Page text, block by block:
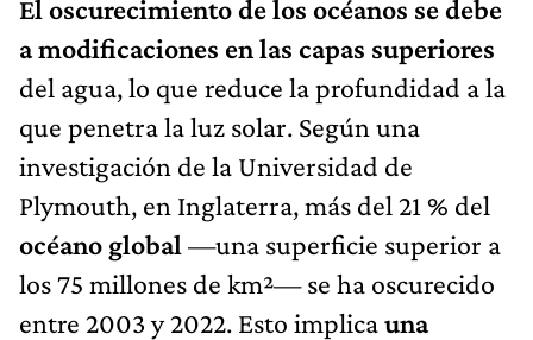
El oscurecimiento de los océanos se debe
a modificaciones en las capas superiores
del agua, lo que reduce la profundidad a la
que penetra la luz solar. Según una
investigación de la Universidad de
Plymouth, en Inglaterra, más del 21 % del
océano global —una superficie superior a
los 75 millones de km²— se ha oscurecido
entre 2003 y 2022. Esto implicauna